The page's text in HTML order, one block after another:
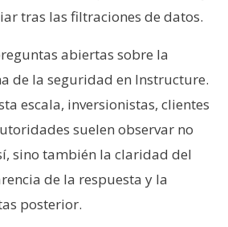
tras las filtraciones de datos.
abiertas sobre la
de la seguridad en Instructure.
escala, inversionistas, clientes
suelen observar no
sino también la claridad del
de la respuesta y la
posterior.